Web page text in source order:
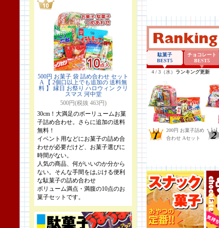
500円 お菓子 袋 詰め合わせ セット
A 【 2個口以上でも追加の 送料無
料 】 縁日 お祭り ハロウィン クリ
スマス 河中堂
500円(税抜 463円)
30cm！大満足のボーリュームお菓
子詰め合わせ。さらに追加の送料
無料！
イベント用などにお菓子の詰め合
わせが必要だけど、お菓子選びに
時間がない。
人気の商品、何がいいのか分から
ない。そんな手間をはぶける便利
な駄菓子の詰め合わせ
ボリューム満点・満腹の10点のお
菓子セットです。